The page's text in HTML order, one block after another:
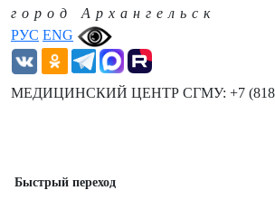
РУС ENG
город Архангельск
МЕДИЦИНСКИЙ ЦЕНТР СГМУ: +7
Быстрый переход